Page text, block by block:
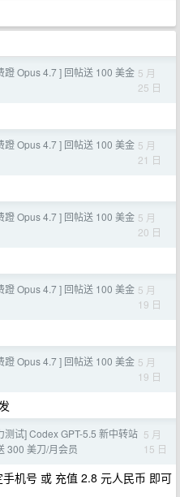
蹬 Opus 4.7 ] 回帖送 100 美金 5 月
25 日
蹬 Opus 4.7 ] 回帖送 100 美金 5 月
21 日
蹬 Opus 4.7 ] 回帖送 100 美金 5 月
20 日
蹬 Opus 4.7 ] 回帖送 100 美金 5 月
19 日
蹬 Opus 4.7 ] 回帖送 100 美金 5 月
19 日
测试] Codex GPT-5.5 新中转站
300 美刀/月会员
5 月
15 日
机号 或 充值 2.8 元人民币 即可